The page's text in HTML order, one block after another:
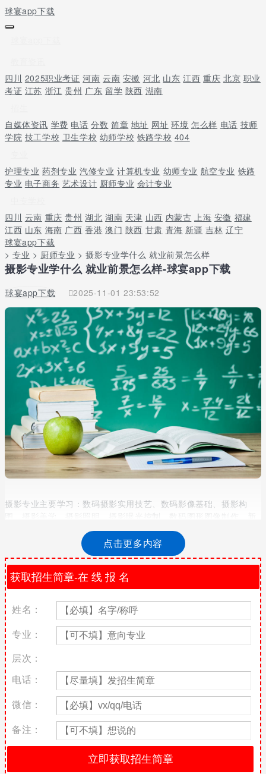
球宴app下载
四川 2025职业考证 河南 云南 安徽 河北 山东 江西 重庆 北京 职业
考证 江苏 浙江 贵州 广东 留学 陕西 湖南
自媒体资讯 学费 电话 分数 简章 地址 网址 环境 怎么样 电话 技师
学院 技工学校 卫生学校 幼师学校 铁路学校 404
护理专业 药剂专业 汽修专业 计算机专业 幼师专业 航空专业 铁路
专业 电子商务 艺术设计 厨师专业 会计专业
四川 云南 重庆 贵州 湖北 湖南 天津 山西 内蒙古 上海 安徽 福建
江西 山东 海南 广西 香港 澳门 陕西 甘肃 青海 新疆 吉林 辽宁
球宴app下载
>专业 > 厨师专业 > 摄影专业学什么 就业前景怎么样
摄影专业学什么 就业前景怎么样-球宴app下载
球宴app下载 2025-11-01 23:53:52
摄影专业主要学习：数码摄影实用技艺、数码影像基础、摄影构
闻摄影、纪实摄影等。
摄影专业就业前景
随着社会经济的发展，人民生活水平的提高，人们对生活质量的要
求也越来越高，摄影行业得以经济的滋润，得以迅速发展，已经形
成比较可观的市场规模。行业迅速发展形成了对摄影人才的巨大需
求，在摄影行业工作的专业人员规模也比较大。由于摄影人才总体
呈现供不应求的局面，使得在行业就业的专业人才薪资待遇和工作
环境都很好。
摄影师是一个时尚而又多金的职业，社会在不断的进步，各地的影
楼摄影工作室迅速崛起，时尚活动接二连三，电视电影的长期拍
摄，摄影师的需求量随之也越来越大，这也正说明摄影师就就业前
景越来越好，摄影行业会发展的越火爆。
摄影专业就业方向
1.可以从事影视剧方向，从业于电影制片厂、电视台、电视剧制作
中心、影视制作公司、电视广告制作公司、电视音像出版部门、大
型节目、晚会灯光师等。
点击更多内容
姓名：
专业：
层次：
电话：
微信：
备注：